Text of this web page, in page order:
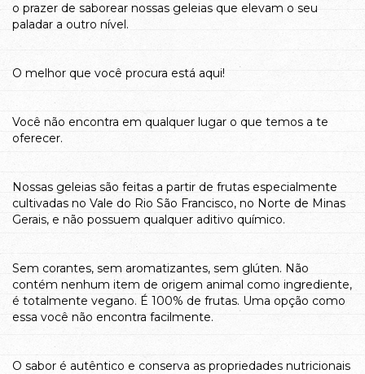
o prazer de saborear nossas geleias que elevam o seu
paladar a outro nível.
O melhor que você procura está aqui!
Você não encontra em qualquer lugar o que temos a te
oferecer.
Nossas geleias são feitas a partir de frutas especialmente
cultivadas no Vale do Rio São Francisco, no Norte de Minas
Gerais, e não possuem qualquer aditivo químico.
Sem corantes, sem aromatizantes, sem glúten. Não
contém nenhum item de origem animal como ingrediente,
é totalmente vegano. É 100% de frutas. Uma opção como
essa você não encontra facilmente.
O sabor é autêntico e conserva as propriedades nutricionais